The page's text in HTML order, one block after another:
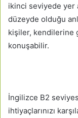
ikinci seviyede yer
düzeyde olduğu
kişiler, kendilerine
konuşabilir.
İngilizce B2
ihtiyaçlarınızı